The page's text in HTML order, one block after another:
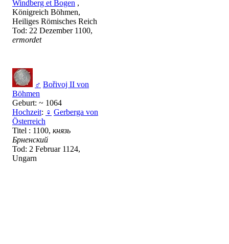
Windberg et Bogen ,
Königreich Böhmen,
Heiliges Römisches Reich
Tod: 22 Dezember 1100,
ermordet
♂ Bořivoj II von
Böhmen
Geburt: ~ 1064
Hochzeit: ♀ Gerberga von
Österreich
Titel : 1100, князь
Брненский
Tod: 2 Februar 1124,
Ungarn